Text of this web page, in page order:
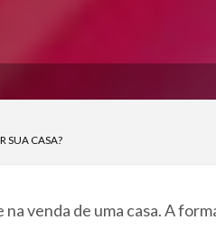
SUA CASA?
venda de uma casa. A